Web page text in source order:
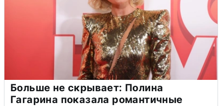
Больше не скрывает: Полина
Гагарина показала романтичные